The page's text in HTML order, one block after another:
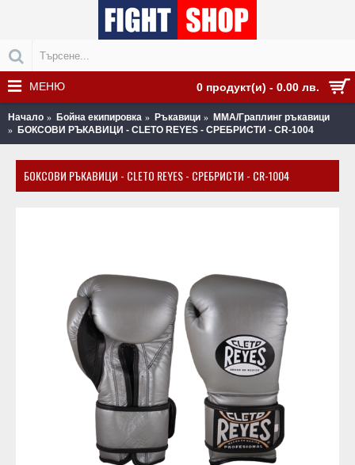
0 продукт(и) - 0.00 лв.
МЕНЮ
Начало Бойна екипировка Ръкавици
MMA/Граплинг ръкавици
БОКСОВИ РЪКАВИЦИ - CLETO REYES - СРЕБРИСТИ - CR-1004
БОКСОВИ РЪКАВИЦИ - CLETO REYES - СРЕБРИСТИ - CR-1004